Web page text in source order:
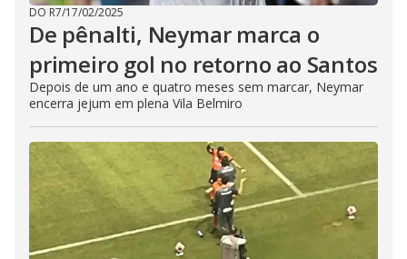
DO R7/17/02/2025
De pênalti, Neymar marca o
primeiro gol no retorno ao Santos
Depois de um ano e quatro meses sem marcar, Neymar
encerra jejum em plena Vila Belmiro